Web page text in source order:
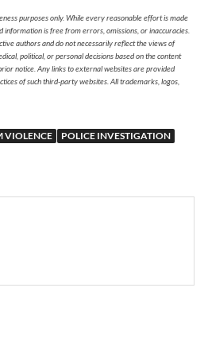
purposes only. While every reasonable effort is made
information is free from errors, omissions, or inaccuracies.
authors and do not necessarily reflect the views of
political, or personal decisions based on the content
notice. Any links to external websites are provided
of such third-party websites. All trademarks, logos,
VIOLENCE
POLICE INVESTIGATION